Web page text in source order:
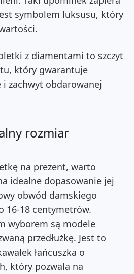
symbolem luksusu, który
z diamentami to szczyt
który gwarantuje
i zachwyt obdarowanej
rozmiar
na prezent, warto
idealne dopasowanie jej
obwód damskiego
16-18 centymetrów.
wyborem są modele
przedłużkę. Jest to
łańcuszka o
który pozwala na